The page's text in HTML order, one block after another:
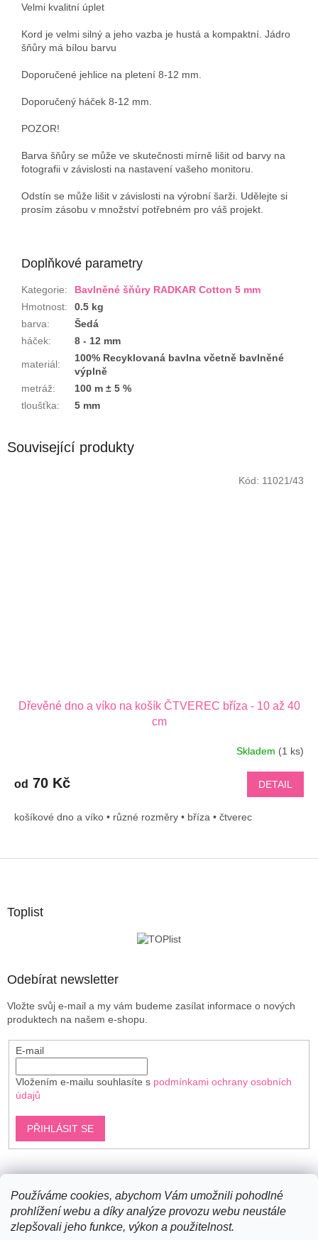
Používáme cookies, abychom Vám umožnili pohodlné
prohlížení webu a díky analýze provozu webu neustále
zlepšovali jeho funkce, výkon a použitelnost.
Velmi kvalitní úplet
Kord je velmi silný a jeho vazba je hustá a kompaktní. Jádro
šňůry má bílou barvu
Doporučené jehlice na pletení 8-12 mm.
Doporučený háček 8-12 mm.
POZOR!
Barva šňůry se může ve skutečnosti mírně lišit od barvy na
fotografii v závislosti na nastavení vašeho monitoru.
Odstín se může lišit v závislosti na výrobní šarži. Udělejte si
prosím zásobu v množství potřebném pro váš projekt.
Doplňkové parametry
Kategorie:
Bavlněné šňůry RADKAR Cotton 5 mm
Hmotnost:
0.5 kg
barva:
Šedá
háček: 8 - 12 mm
materiál:
100% Recyklovaná bavlna včetně bavlněné
výplně
metráž:
100 m ± 5 %
tloušťka: 5 mm
Související produkty
Dřevěné dno a víko na košík ČTVEREC bříza - 10 až 40
cm
Skladem (1 ks)
od 70 Kč DETAIL
košíkové dno a víko • různé rozměry • bříza • čtverec
Kód: 11021/43
Toplist
Odebírat newsletter
Vložte svůj e-mail a my vám budeme zasílat informace o nových
produktech na našem e-shopu.
E-mail
Vložením e-mailu souhlasíte s podmínkami ochrany osobních
údajů
PŘIHLÁSIT SE